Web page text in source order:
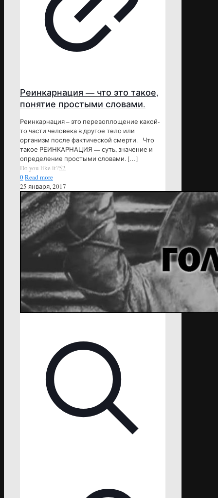
Реинкарнация — что это такое,
понятие простыми словами.
Реинкарнация – это перевоплощение какой-
то части человека в другое тело или
организм после фактической смерти. Что
такое РЕИНКАРНАЦИЯ — суть, значение и
определение простыми словами. […]
Do you like it?52
0Read more
25 января, 2017